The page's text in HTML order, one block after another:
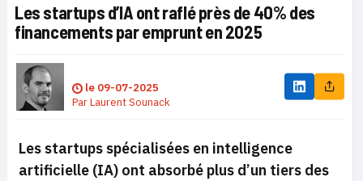
Les startups d’IA ont raflé près de 40% des
financements par emprunt en 2025
le 09-07-2025
ParLaurent Sounack
Les startups spécialisées en intelligence
artificielle (IA) ont absorbé plus d’un tiers des